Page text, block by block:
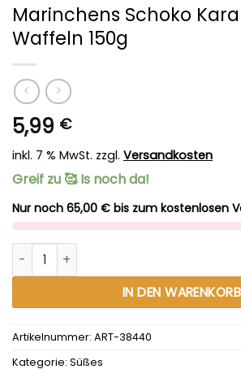
Marinchens Schoko
Waffeln 150g
5,99 €
inkl. 7 % MwSt. zzgl. Versandkosten
Greif zu 🥰 Is noch da!
Nur noch 65,00 € bis zum kostenlosen
Marinchens Schoko Karamell Waffeln
IN DEN WARENKORB
Alternative:
Artikelnummer: ART-38440
Kategorie: Süßes